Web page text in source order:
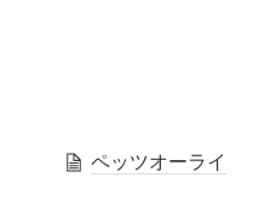
ペッツオーライ